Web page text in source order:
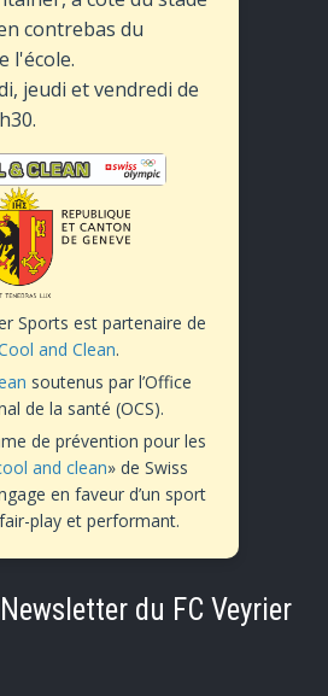
contrebas du
l'école.
jeudi et vendredi de
Sports est partenaire de
and Clean.
soutenus par l’Office
de la santé (OCS).
de prévention pour les
and clean» de Swiss
en faveur d’un sport
play et performant.
du FC Veyrier